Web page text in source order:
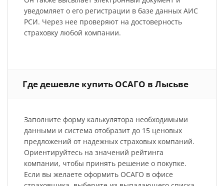
уведомляет о его регистрации в базе данных АИС
РСИ. Через нее проверяют на достоверность
страховку любой компании.
Где дешевле купить ОСАГО в Лысьве
Заполните форму калькулятора необходимыми
данными и система отобразит до 15 ценовых
предложений от надежных страховых компаний.
Ориентируйтесь на значений рейтинга
компании, чтобы принять решение о покупке.
Если вы желаете оформить ОСАГО в офисе